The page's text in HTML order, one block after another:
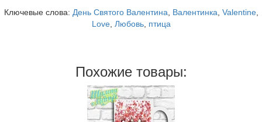
Ключевые слова: День Святого Валентина Валентинка Valentine,
Love, Любовь, птица
Похожие товары: